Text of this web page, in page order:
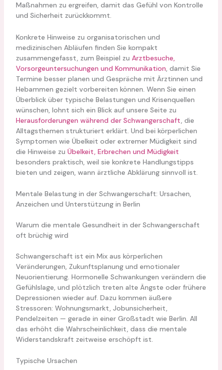
Maßnahmen zu ergreifen, damit das Gefühl von Kontrolle
und Sicherheit zurückkommt.
Konkrete Hinweise zu organisatorischen und
medizinischen Abläufen finden Sie kompakt
zusammengefasst, zum Beispiel zu Arztbesuche,
Vorsorgeuntersuchungen und Kommunikation, damit Sie
Termine besser planen und Gespräche mit Ärztinnen und
Hebammen gezielt vorbereiten können. Wenn Sie einen
Überblick über typische Belastungen und Krisenquellen
wünschen, lohnt sich ein Blick auf unsere Seite zu
Herausforderungen während der Schwangerschaft, die
Alltagsthemen strukturiert erklärt. Und bei körperlichen
Symptomen wie Übelkeit oder extremer Müdigkeit sind
die Hinweise zu Übelkeit, Erbrechen und Müdigkeit
besonders praktisch, weil sie konkrete Handlungstipps
bieten und zeigen, wann ärztliche Abklärung sinnvoll ist.
Mentale Belastung in der Schwangerschaft: Ursachen,
Anzeichen und Unterstützung in Berlin
Warum die mentale Gesundheit in der Schwangerschaft
oft brüchig wird
Schwangerschaft ist ein Mix aus körperlichen
Veränderungen, Zukunftsplanung und emotionaler
Neuorientierung. Hormonelle Schwankungen verändern die
Gefühlslage, und plötzlich treten alte Ängste oder frühere
Depressionen wieder auf. Dazu kommen äußere
Stressoren: Wohnungsmarkt, Jobunsicherheit,
Pendelzeiten — gerade in einer Großstadt wie Berlin. All
das erhöht die Wahrscheinlichkeit, dass die mentale
Widerstandskraft zeitweise erschöpft ist.
Typische Ursachen